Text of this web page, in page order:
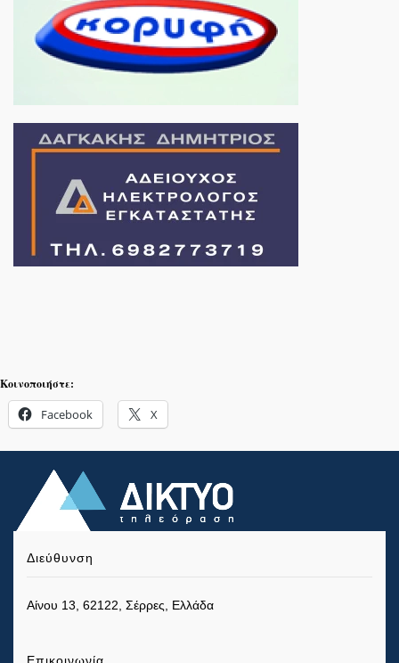
Κοινοποιήστε:
Facebook X
Διεύθυνση
Αίνου 13, 62122, Σέρρες, Ελλάδα